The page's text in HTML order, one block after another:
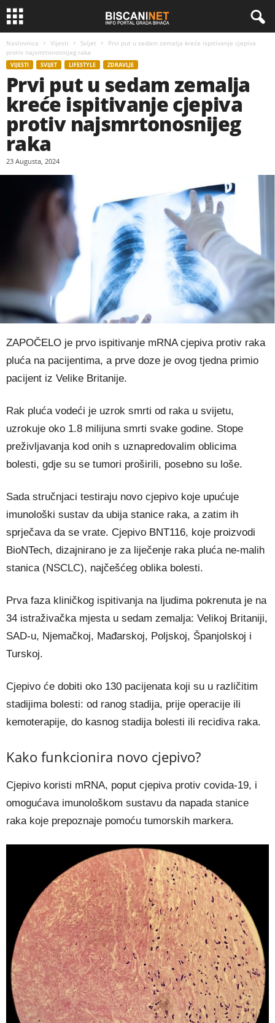
Naslovnica Vijesti Svijet
Prvi put u sedam zemalja kreće ispitivanje cjepiva
protiv najsmrtonosnijeg raka
VIJESTI SVIJET LIFESTYLE ZDRAVLJE
Prvi put u sedam zemalja
kreće ispitivanje cjepiva
protiv najsmrtonosnijeg
raka
23 Augusta, 2024
ZAPOČELO je prvo ispitivanje mRNA cjepiva protiv raka
pluća na pacijentima, a prve doze je ovog tjedna primio
pacijent iz Velike Britanije.
Rak pluća vodeći je uzrok smrti od raka u svijetu,
uzrokuje oko 1.8 milijuna smrti svake godine. Stope
preživljavanja kod onih s uznapredovalim oblicima
bolesti, gdje su se tumori proširili, posebno su loše.
Sada stručnjaci testiraju novo cjepivo koje upućuje
imunološki sustav da ubija stanice raka, a zatim ih
sprječava da se vrate. Cjepivo BNT116, koje proizvodi
BioNTech, dizajnirano je za liječenje raka pluća ne-malih
stanica (NSCLC), najčešćeg oblika bolesti.
Prva faza kliničkog ispitivanja na ljudima pokrenuta je na
34 istraživačka mjesta u sedam zemalja: Velikoj Britaniji,
SAD-u, Njemačkoj, Mađarskoj, Poljskoj, Španjolskoj i
Turskoj.
Cjepivo će dobiti oko 130 pacijenata koji su u različitim
stadijima bolesti: od ranog stadija, prije operacije ili
kemoterapije, do kasnog stadija bolesti ili recidiva raka.
Kako funkcionira novo cjepivo?
Cjepivo koristi mRNA, poput cjepiva protiv covida-19, i
omogućava imunološkom sustavu da napada stanice
raka koje prepoznaje pomoću tumorskih markera.